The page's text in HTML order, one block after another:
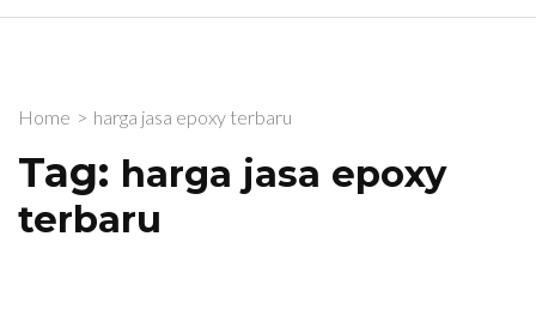
Home > harga jasa epoxy terbaru
Tag: harga jasa epoxy
terbaru